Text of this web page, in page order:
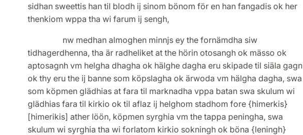
sidhan sweettis han til blodh ij sinom bönom för en han fangadis ok her
thenkiom wppa tha wi farum ij sengh,
nw medhan almoghen minnjs ey the fornämdha siw
tidhagerdhenna, tha är radheliket at the hörin otosangh ok mässo ok
aptosagnh vm helgha dhagha ok hälghe dagha eru skipade til siäla gagn
ok thy eru the ij banne som köpslagha ok ärwoda vm hälgha dagha, swa
som köpmen glädhias at fara til marknadha vppa batan swa skulum wi
glädhias fara til kirkio ok til aflaz ij helghom stadhom fore {himerkis}
[himerikis] ather löön, köpmen syrghia vm the tappa peningha, swa
skulum wi syrghia tha wi forlatom kirkio sokningh ok böna {leningh}